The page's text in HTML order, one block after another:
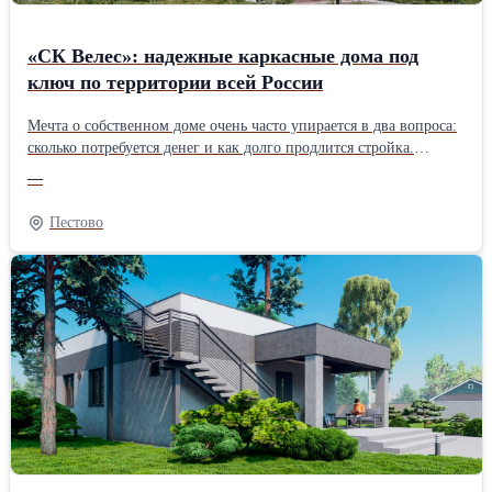
«СК Велес»: надежные каркасные дома под
ключ по территории всей России
Мечта о собственном доме очень часто упирается в два вопроса:
сколько потребуется денег и как долго продлится стройка.
которое сделает мечту доступнее – банрхаусы собственного
изготовления – современные, надежные и по разумной
стоимости. Подрядчик осуществляет работу по всей России и
предлагает большой выбор проектов для дачи и постоянного
проживания, а в зависимости от бюджета доступны
разнообразные комплектации: с отделкой и без нее. Особенности
домов от «СК Велес» Каркасные технологии – это не просто
современный тренд, а проработанная инженерная система,
лежащая в основе всех построек «СК Велес». Все детали каркаса
создаются на производственной базе компании, что позволяет
контролировать качество на каждом этапе и исключить наценки
посредников, что и дает возможность зафиксировать
демократичные расценки на готовые сооружения. В каталоге
поставщика «СК Велес» предложены проекты под разные задачи:
—
Пестово